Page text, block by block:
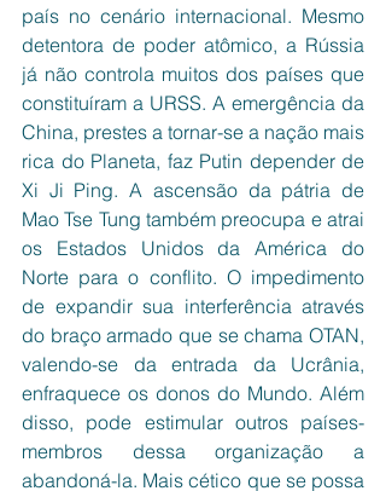
país no cenário internacional. Mesmo
detentora de poder atômico, a Rússia
já não controla muitos dos países que
constituíram a URSS. A emergência da
China, prestes a tornar-se a nação mais
rica do Planeta, faz Putin depender de
Xi Ji Ping. A ascensão da pátria de
Mao Tse Tung também preocupa e atrai
os Estados Unidos da América do
Norte para o conflito. O impedimento
de expandir sua interferência através
do braço armado que se chama OTAN,
valendo-se da entrada da Ucrânia,
enfraquece os donos do Mundo. Além
disso, pode estimular outros países-
membros dessa organização a
abandoná-la. Mais cético que se possa